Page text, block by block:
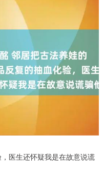
医生还怀疑我是在故意说谎